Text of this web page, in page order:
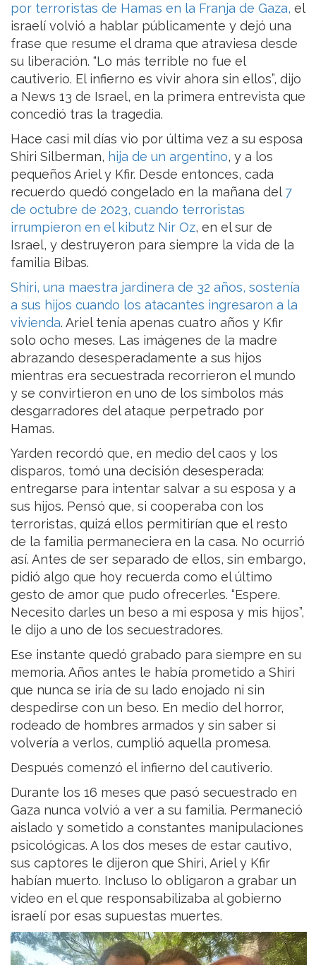
por terroristas de Hamas en la Franja de Gaza, el
israelí volvió a hablar públicamente y dejó una
frase que resume el drama que atraviesa desde
su liberación. “Lo más terrible no fue el
cautiverio. El infierno es vivir ahora sin ellos”, dijo
a News 13 de Israel, en la primera entrevista que
concedió tras la tragedia.
Hace casi mil días vio por última vez a su esposa
Shiri Silberman, hija de un argentino, y a los
pequeños Ariel y Kfir. Desde entonces, cada
recuerdo quedó congelado en la mañana del7
de octubre de 2023, cuando terroristas
irrumpieron en el kibutz Nir Oz, en el sur de
Israel, y destruyeron para siempre la vida de la
familia Bibas.
Shiri, una maestra jardinera de 32 años, sostenía
a sus hijos cuando los atacantes ingresaron a la
vivienda. Ariel tenía apenas cuatro años y Kfir
solo ocho meses. Las imágenes de la madre
abrazando desesperadamente a sus hijos
mientras era secuestrada recorrieron el mundo
y se convirtieron en uno de los símbolos más
desgarradores del ataque perpetrado por
Hamas.
Yarden recordó que, en medio del caos y los
disparos, tomó una decisión desesperada:
entregarse para intentar salvar a su esposa y a
sus hijos. Pensó que, si cooperaba con los
terroristas, quizá ellos permitirían que el resto
de la familia permaneciera en la casa. No ocurrió
así. Antes de ser separado de ellos, sin embargo,
pidió algo que hoy recuerda como el último
gesto de amor que pudo ofrecerles. “Espere.
Necesito darles un beso a mi esposa y mis hijos”,
le dijo a uno de los secuestradores.
Ese instante quedó grabado para siempre en su
memoria. Años antes le había prometido a Shiri
que nunca se iría de su lado enojado ni sin
despedirse con un beso. En medio del horror,
rodeado de hombres armados y sin saber si
volvería a verlos, cumplió aquella promesa.
Después comenzó el infierno del cautiverio.
Durante los 16 meses que pasó secuestrado en
Gaza nunca volvió a ver a su familia. Permaneció
aislado y sometido a constantes manipulaciones
psicológicas. A los dos meses de estar cautivo,
sus captores le dijeron que Shiri, Ariel y Kfir
habían muerto. Incluso lo obligaron a grabar un
video en el que responsabilizaba al gobierno
israelí por esas supuestas muertes.